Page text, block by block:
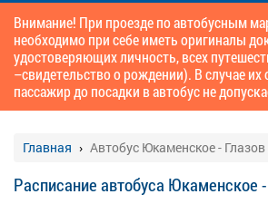
Внимание! При проезде по автобусным
необходимо при себе иметь оригиналы
удостоверяющих личность, всех
–свидетельство о рождении). В случае их
пассажир до посадки в автобус не
Главная Автобус Юкаменское -
Расписание автобуса Юкаменское